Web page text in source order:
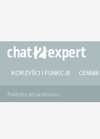
KORZYŚCI I FUNKCJE CENNIK
Polityka prywatności